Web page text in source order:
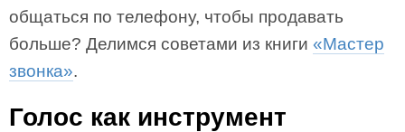
общаться по телефону, чтобы продавать
больше? Делимся советами из книги «Мастер
звонка».
Голос как инструмент